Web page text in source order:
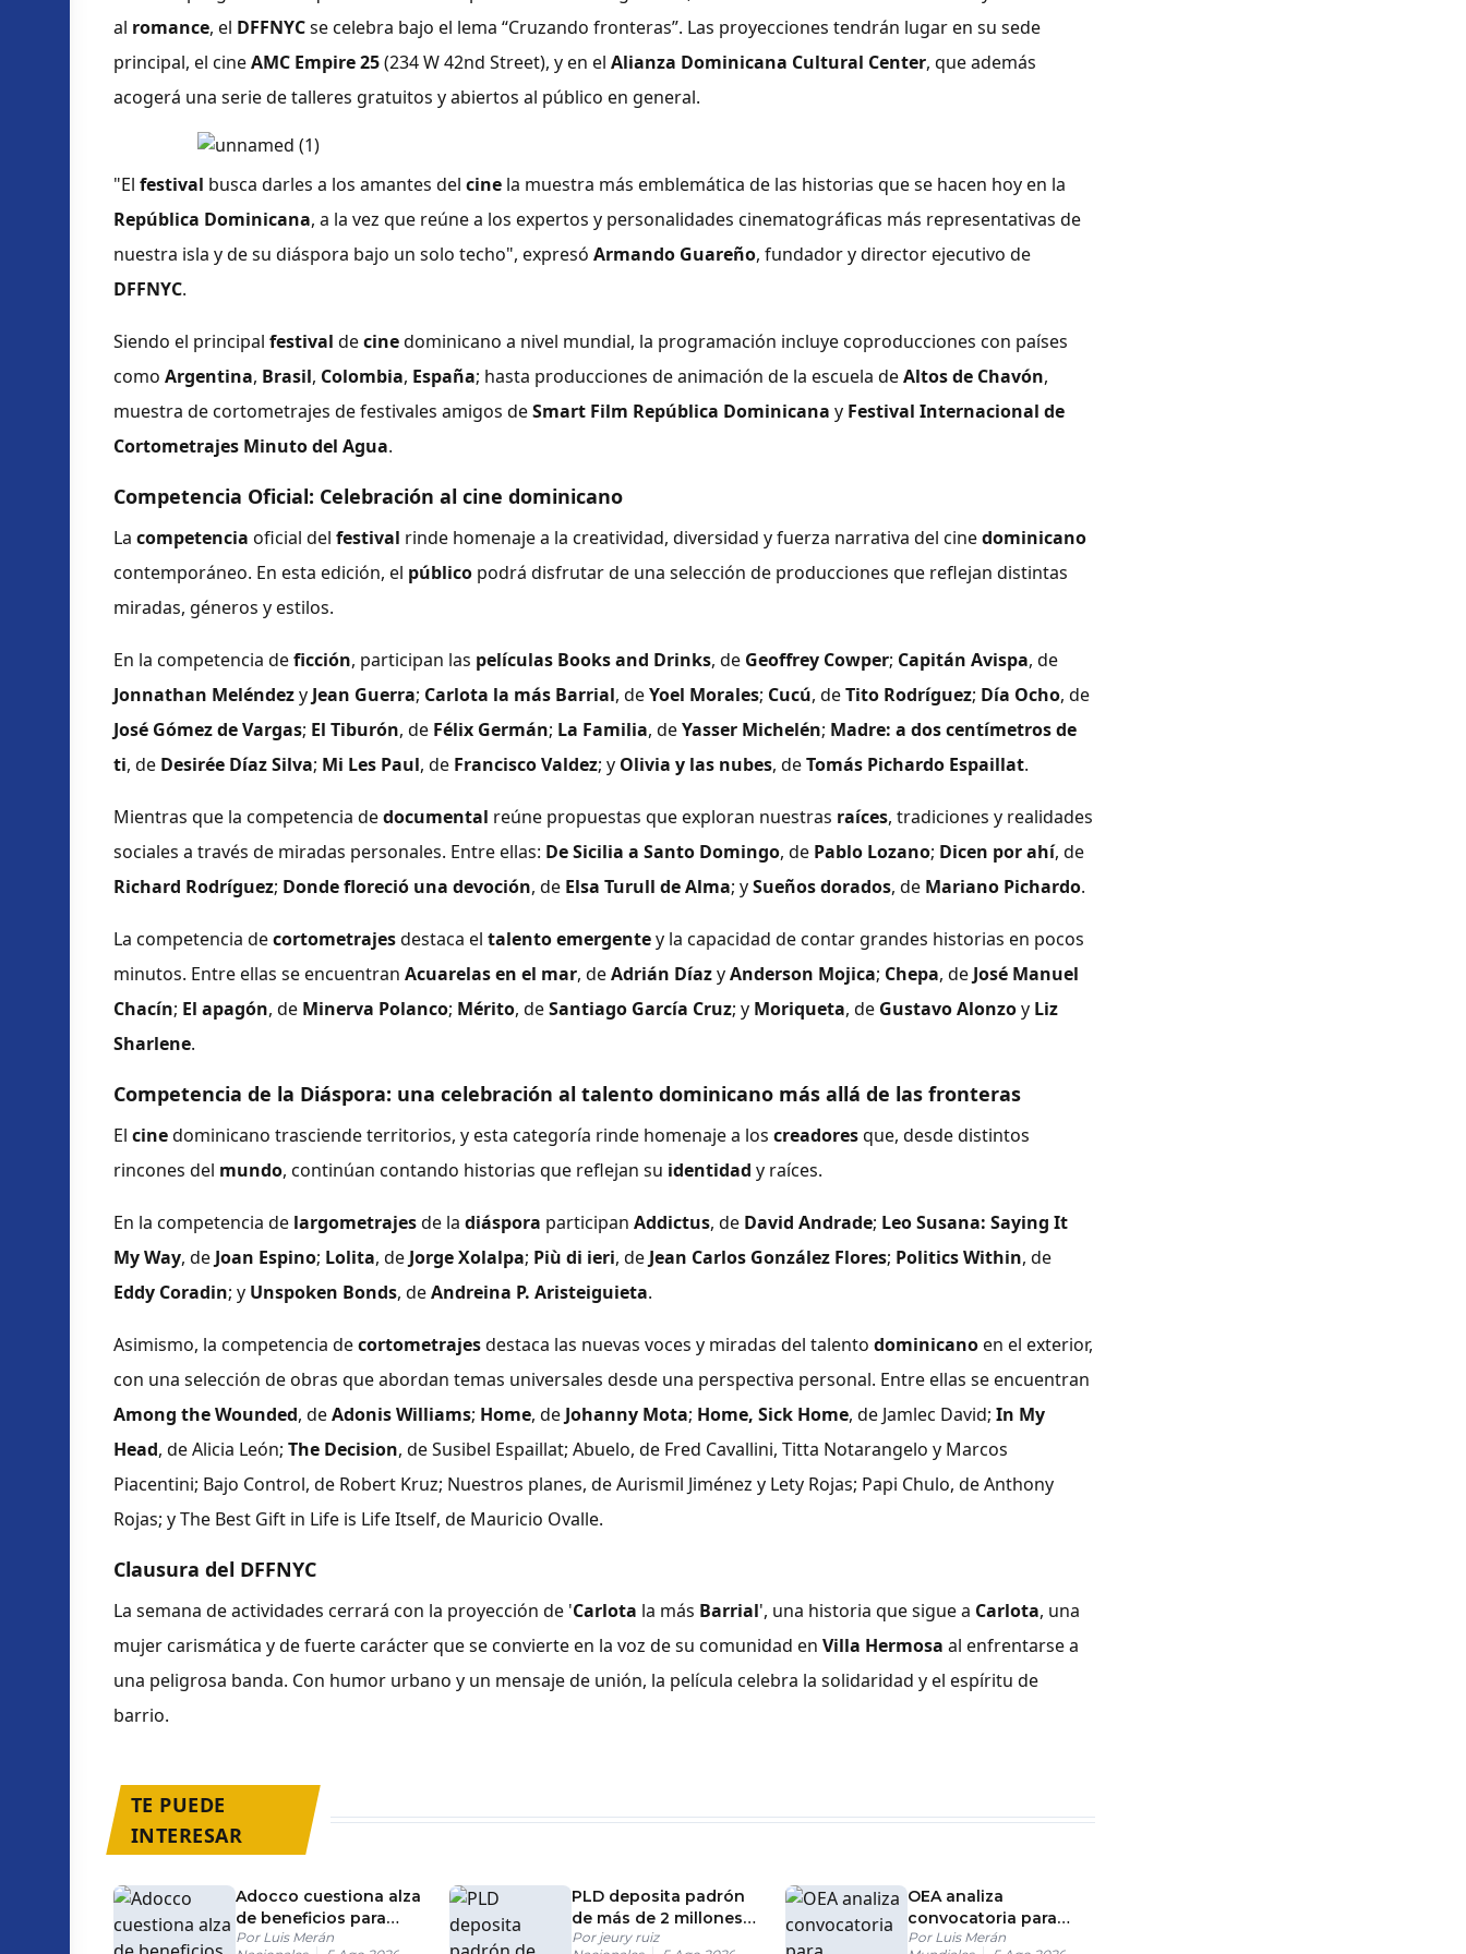
al romance, el DFFNYCse celebra bajo el lema “Cruzando fronteras”. Las proyecciones tendrán lugar en su sede
principal, el cineAMC Empire 25(234 W 42nd Street), y en el Alianza Dominicana Cultural Center, que además
acogerá una serie de talleres gratuitos y abiertos al público en general.
"El festival busca darles a los amantes del cine la muestra más emblemática de las historias que se hacen hoy en la
República Dominicana, a la vez que reúne a los expertos y personalidades cinematográficas más representativas de
nuestra isla y de su diáspora bajo un solo techo", expresó Armando Guareño, fundador y director ejecutivo de
DFFNYC.
Siendo el principal festival decinedominicano a nivel mundial, la programación incluye coproducciones con países
como Argentina, Brasil, Colombia, España; hasta producciones de animación de la escuela deAltos de Chavón,
muestra de cortometrajes de festivales amigos deSmart Film República Dominicana y Festival Internacional de
Cortometrajes Minuto del Agua.
Competencia Oficial: Celebración al cine dominicano
La competencia oficial del festival rinde homenaje a la creatividad, diversidad y fuerza narrativa del cinedominicano
contemporáneo. En esta edición, el público podrá disfrutar de una selección de producciones que reflejan distintas
miradas, géneros y estilos.
En la competencia deficción, participan las películas Books and Drinks, de Geoffrey Cowper; Capitán Avispa, de
Jonnathan Meléndezy Jean Guerra; Carlota la más Barrial, deYoel Morales; Cucú, deTito Rodríguez; Día Ocho, de
José Gómez de Vargas; El Tiburón, de Félix Germán; La Familia, deYasser Michelén; Madre: a dos centímetros de
ti, de Desirée Díaz Silva; Mi Les Paul, de Francisco Valdez; y Olivia y las nubes, deTomás Pichardo Espaillat.
Mientras que la competencia dedocumental reúne propuestas que exploran nuestras raíces, tradiciones y realidades
sociales a través de miradas personales. Entre ellas: De Sicilia a Santo Domingo, de Pablo Lozano; Dicen por ahí, de
Richard Rodríguez; Donde floreció una devoción, de Elsa Turull de Alma; ySueños dorados, de Mariano Pichardo.
La competencia decortometrajesdestaca el talento emergentey la capacidad de contar grandes historias en pocos
minutos. Entre ellas se encuentran Acuarelas en el mar, deAdrián DíazyAnderson Mojica; Chepa, de José Manuel
Chacín; El apagón, de Minerva Polanco; Mérito, deSantiago García Cruz; y Moriqueta, de Gustavo Alonzoy Liz
Sharlene.
Competencia de la Diáspora: una celebración al talento dominicano más allá de las fronteras
El cinedominicano trasciende territorios, y esta categoría rinde homenaje a los creadoresque, desde distintos
rincones del mundo, continúan contando historias que reflejan su identidad y raíces.
En la competencia de largometrajesde la diáspora participan Addictus, de David Andrade; Leo Susana: Saying It
My Way, de Joan Espino; Lolita, de Jorge Xolalpa; Più di ieri, de Jean Carlos González Flores; Politics Within, de
Eddy Coradin; y Unspoken Bonds, deAndreina P. Aristeiguieta.
Asimismo, la competencia decortometrajesdestaca las nuevas voces y miradas del talento dominicanoen el exterior,
con una selección de obras que abordan temas universales desde una perspectiva personal. Entre ellas se encuentran
Among the Wounded, deAdonis Williams; Home, de Johanny Mota; Home, Sick Home, de Jamlec David; In My
Head, de Alicia León; The Decision, de Susibel Espaillat; Abuelo, de Fred Cavallini, Titta Notarangelo y Marcos
Piacentini; Bajo Control, de Robert Kruz; Nuestros planes, de Aurismil Jiménez y Lety Rojas; Papi Chulo, de Anthony
Rojas; y The Best Gift in Life is Life Itself, de Mauricio Ovalle.
Clausura del DFFNYC
La semana de actividades cerrará con la proyección de 'Carlota la más Barrial', una historia que sigue a Carlota, una
mujer carismática y de fuerte carácter que se convierte en la voz de su comunidad en Villa Hermosa al enfrentarse a
una peligrosa banda. Con humor urbano y un mensaje de unión, la película celebra la solidaridad y el espíritu de
barrio.
TE PUEDE
INTERESAR
Adocco cuestiona alza
de beneficios para
miembros del Consejo
Por Luis Merán
PLD deposita padrón
de más de 2 millones
de miembros ante la
Por jeury ruiz
OEA analiza
convocatoria para
responder a situación
Por Luis Merán